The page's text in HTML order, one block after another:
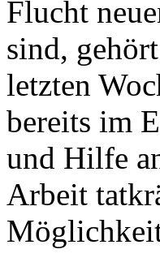
Flucht
sind,
letzten
bereits im
und Hilfe
Arbeit